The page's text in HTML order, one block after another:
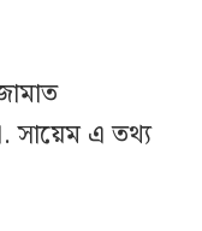
সায়েম এ তথ্য